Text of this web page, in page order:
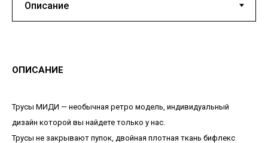
ОПИСАНИЕ
Трусы МИДИ — необычная ретро модель, индивидуальный
дизайн которой вы найдете только у нас.
Трусы не закрывают пупок, двойная плотная ткань бифлекс